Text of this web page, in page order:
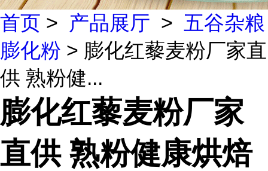
首页 > 产品展厅 > 五谷杂粮
膨化粉 > 膨化红藜麦粉厂家直
供 熟粉健...
膨化红藜麦粉厂家
直供 熟粉健康烘焙